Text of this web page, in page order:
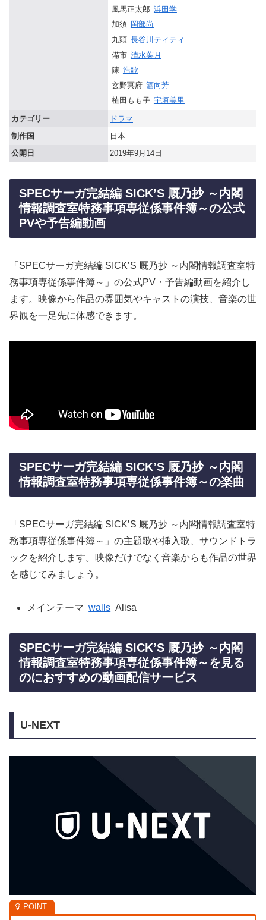
風馬正太郎 浜田学
加須 岡部尚
九頭 長谷川ティティ
備市 清水葉月
陳 浩歌
玄野冥府 酒向芳
植田もも子 宇垣美里
カテゴリー
ドラマ
制作国
日本
公開日
2019年9月14日
SPECサーガ完結編 SICK’S 厩乃抄 ～内閣
情報調査室特務事項専従係事件簿～の公式
PVや予告編動画
「SPECサーガ完結編 SICK’S 厩乃抄 ～内閣情報調査室特
務事項専従係事件簿～」の公式PV・予告編動画を紹介し
ます。映像から作品の雰囲気やキャストの演技、音楽の世
界観を一足先に体感できます。
SPECサーガ完結編 SICK’S 厩乃抄 ～内閣
情報調査室特務事項専従係事件簿～の楽曲
「SPECサーガ完結編 SICK’S 厩乃抄 ～内閣情報調査室特
務事項専従係事件簿～」の主題歌や挿入歌、サウンドトラ
ックを紹介します。映像だけでなく音楽からも作品の世界
を感じてみましょう。
メインテーマ walls Alisa
SPECサーガ完結編 SICK’S 厩乃抄 ～内閣
情報調査室特務事項専従係事件簿～を見る
のにおすすめの動画配信サービス
U-NEXT